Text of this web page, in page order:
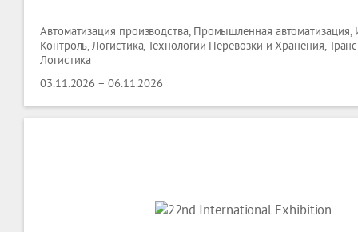
Автоматизация производства, Промышленная автоматизация,
Контроль, Логистика, Технологии Перевозки и Хранения,
Логистика
03.11.2026 – 06.11.2026